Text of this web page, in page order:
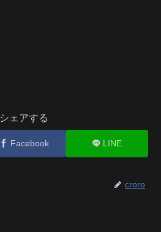
シェアする
Facebook LINE
croro